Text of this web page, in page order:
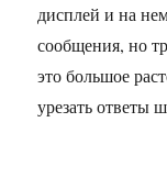
дисплей и на
сообщения, но
это большое
урезать ответы